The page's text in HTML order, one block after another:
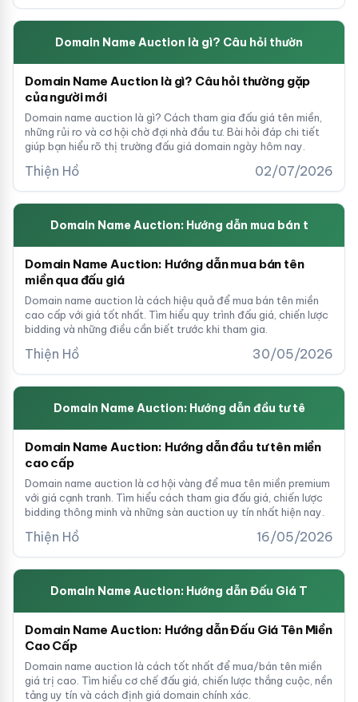
Domain Name Auction là gì? Câu hỏi thườn
Domain Name Auction là gì? Câu hỏi thường gặp
của người mới
Domain name auction là gì? Cách tham gia đấu giá tên miền,
những rủi ro và cơ hội chờ đợi nhà đầu tư. Bài hỏi đáp chi tiết
giúp bạn hiểu rõ thị trường đấu giá domain ngày hôm nay.
Thiện Hồ 02/07/2026
Domain Name Auction: Hướng dẫn mua bán t
Domain Name Auction: Hướng dẫn mua bán tên
miền qua đấu giá
Domain name auction là cách hiệu quả để mua bán tên miền
cao cấp với giá tốt nhất. Tìm hiểu quy trình đấu giá, chiến lược
bidding và những điều cần biết trước khi tham gia.
Thiện Hồ 30/05/2026
Domain Name Auction: Hướng dẫn đầu tư tê
Domain Name Auction: Hướng dẫn đầu tư tên miền
cao cấp
Domain name auction là cơ hội vàng để mua tên miền premium
với giá cạnh tranh. Tìm hiểu cách tham gia đấu giá, chiến lược
bidding thông minh và những sàn auction uy tín nhất hiện nay.
Thiện Hồ 16/05/2026
Domain Name Auction: Hướng dẫn Đấu Giá T
Domain Name Auction: Hướng dẫn Đấu Giá Tên Miền
Cao Cấp
Domain name auction là cách tốt nhất để mua/bán tên miền
giá trị cao. Tìm hiểu cơ chế đấu giá, chiến lược thắng cuộc, nền
tảng uy tín và cách định giá domain chính xác.